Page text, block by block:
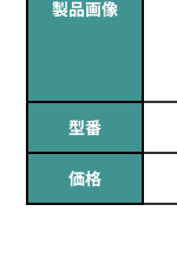
製品画像
型番
価格